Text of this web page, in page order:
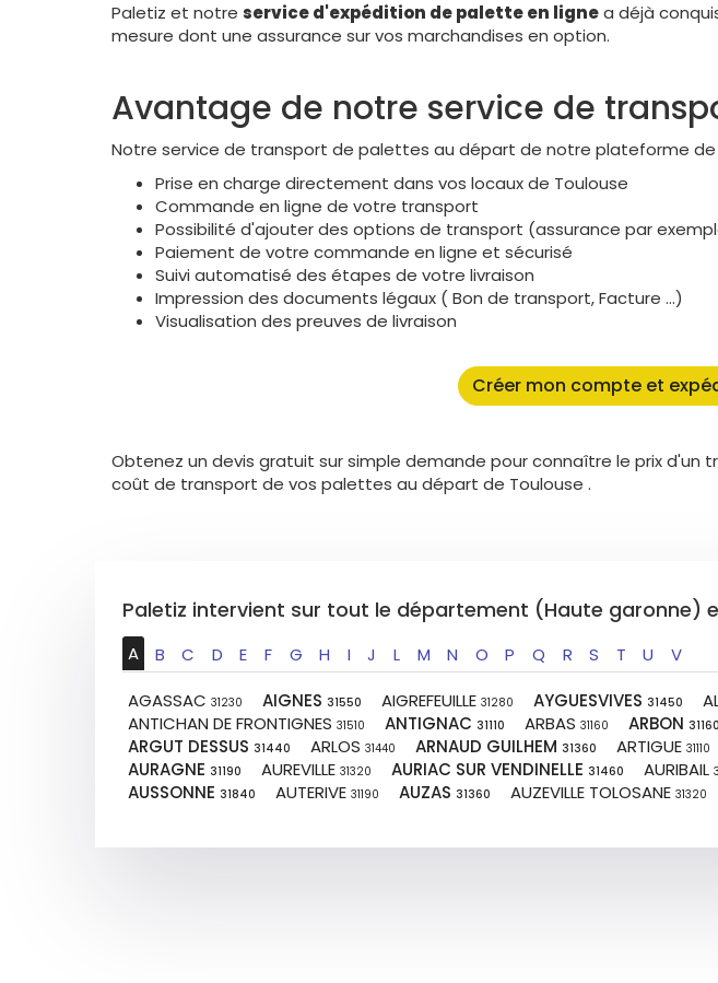
Paletiz et notre service d'expédition de palette en lignea déjà
mesure dont une assurance sur vos marchandises en option.
Avantage de notre service de
Notre service de transport de palettes au départ de notre plateforme
Prise en charge directement dans vos locaux de Toulouse
Commande en ligne de votre transport
Possibilité d'ajouter des options de transport (assurance par
Paiement de votre commande en ligne et sécurisé
Suivi automatisé des étapes de votre livraison
Impression des documents légaux ( Bon de transport, Facture ...)
Visualisation des preuves de livraison
Créer mon compte et
Obtenez un devis gratuit sur simple demande pour connaître le prix
coût de transport de vos palettes au départ de Toulouse .
Paletiz intervient sur tout le département (Haute garonne)
A B C D E F G H I J L M N O P Q R S T U
V
AGASSAC 31230 AIGNES 31550 AIGREFEUILLE 31280 AYGUESVIVES 31450
ANTICHAN DE FRONTIGNES 31510 ANTIGNAC 31110 ARBAS 31160 ARBON 31160
ARGUT DESSUS 31440 ARLOS 31440 ARNAUD GUILHEM 31360 ARTIGUE 31110
AURAGNE 31190 AUREVILLE 31320 AURIAC SUR VENDINELLE 31460 AURIBAIL
AUSSONNE 31840 AUTERIVE 31190 AUZAS 31360 AUZEVILLE TOLOSANE 31320